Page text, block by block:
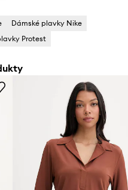
Dámské plavky Nike
Protest